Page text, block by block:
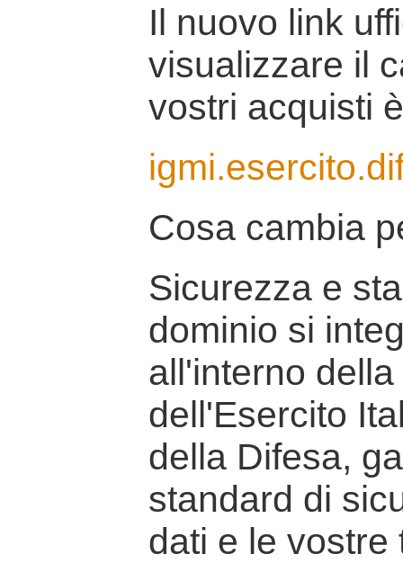
Il nuovo link
visualizzare il
vostri acquisti
Cosa cambia
Sicurezza e
dominio si
all'interno
dell'Esercito
della Difesa,
standard di
dati e le vostre